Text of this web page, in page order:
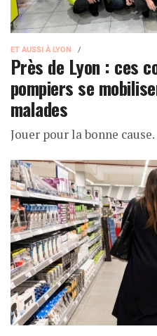
ET AUSSI À LYON
Près de Lyon : ces
pompiers se
malades
Jouer pour la bonne cause.